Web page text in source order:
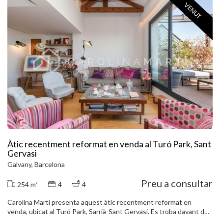
llum natural, totalment exterior. Disposa d´aire condicionat i
Saló-menjador exterior a una fantàstica terrassa de 25 m2. És un
àtic i es troba en bon estat general. La ubicació és excel · lent, al
costat de monuments històrics i tota mena de serveis i comerços al
voltant. La finca va ser construïda a l'any 1900. Truqui'ns per visitar
el pis.
VENUT
Àtic recentment reformat en venda al Turó Park, Sant
Gervasi
Galvany, Barcelona
254 m² 4 4 Preu a consultar
Carolina Martí presenta aquest àtic recentment reformat en
venda, ubicat al Turó Park, Sarrià-Sant Gervasi. Es troba davant del